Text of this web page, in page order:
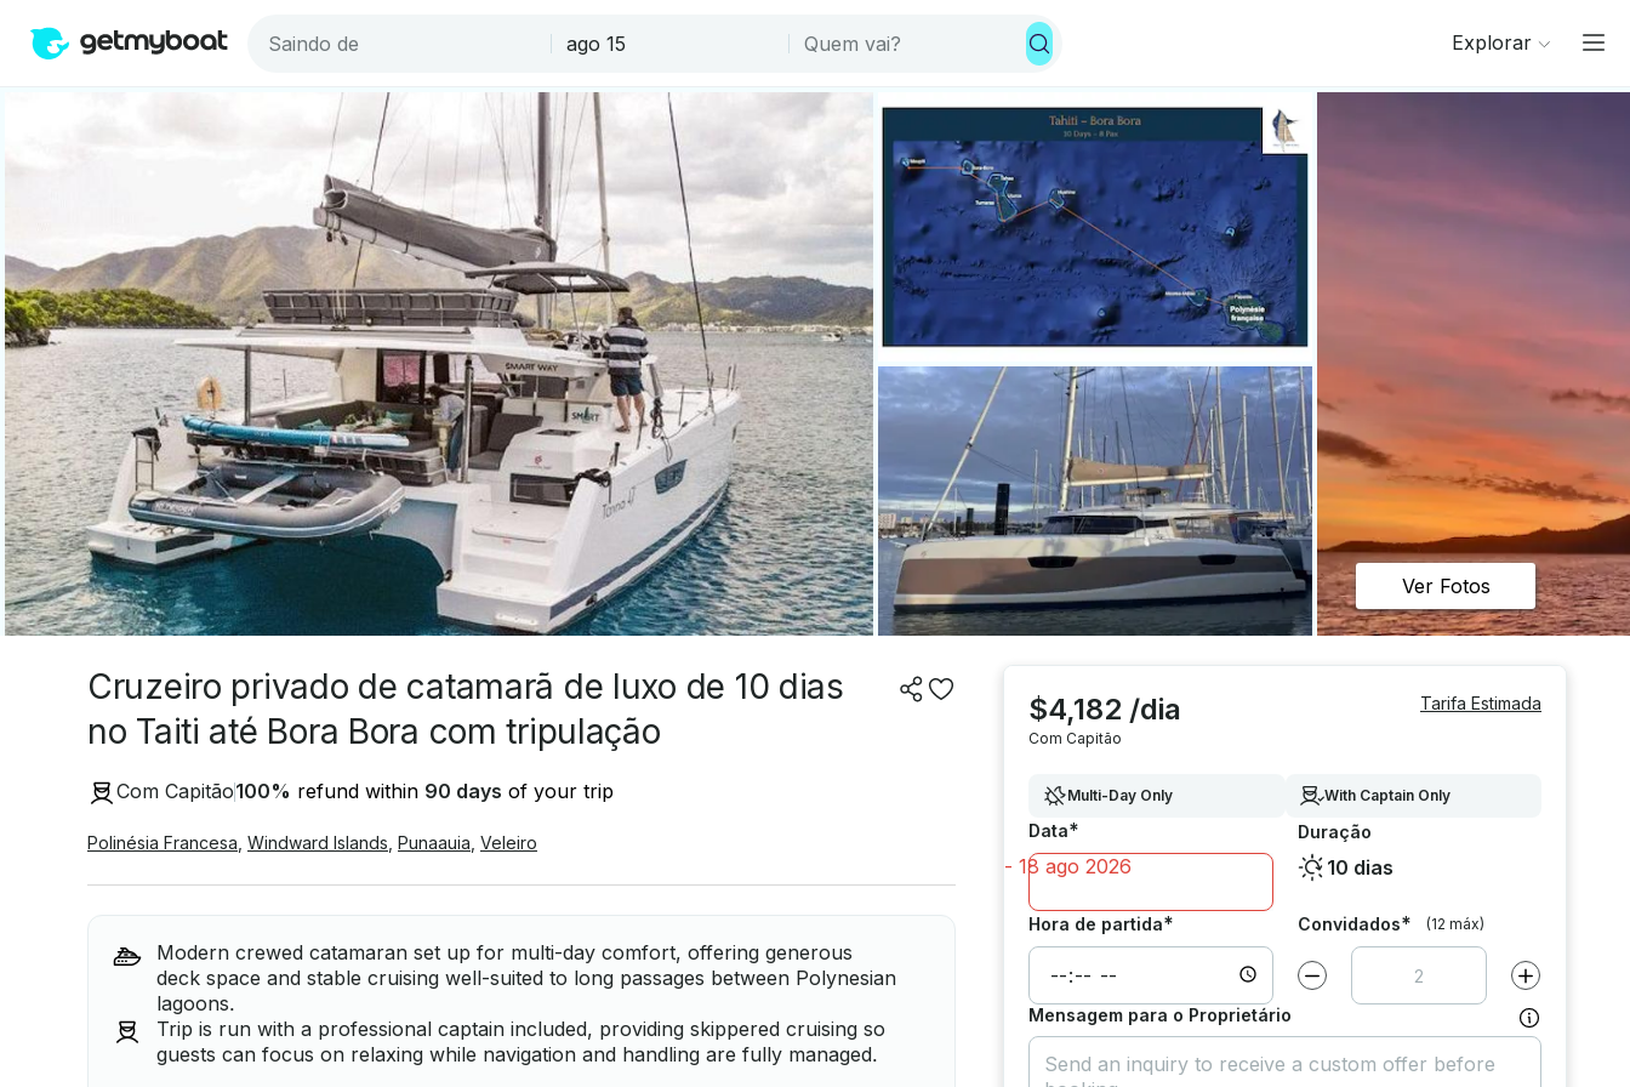
Explorar
Ver Fotos
Cruzeiro privado de catamarã de luxo de 10 dias
no Taiti até Bora Bora com tripulação
Com Capitão100% refund within 90 days of your trip
Polinésia Francesa Windward Islands Punaauia Veleiro
Modern crewed catamaran set up for multi-day comfort, offering generous
deck space and stable cruising well-suited to long passages between Polynesian
lagoons.
Trip is run with a professional captain included, providing skippered cruising so
guests can focus on relaxing while navigation and handling are fully managed.
$4,182 /dia
Com Capitão
Tarifa Estimada
Multi-Day Only With Captain Only
Data* Duração
10 dias
Hora de partida* Convidados* (12 máx)
Diminuir valor por Aumentar
Mensagem para o Proprietário